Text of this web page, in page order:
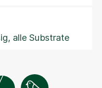
alle Substrate